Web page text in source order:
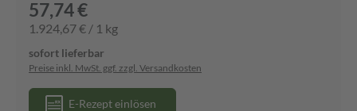
57,74 €
1.924,67 € / 1 kg
sofort lieferbar
Preise inkl. MwSt. ggf. zzgl. Versandkosten
E-Rezept einlösen